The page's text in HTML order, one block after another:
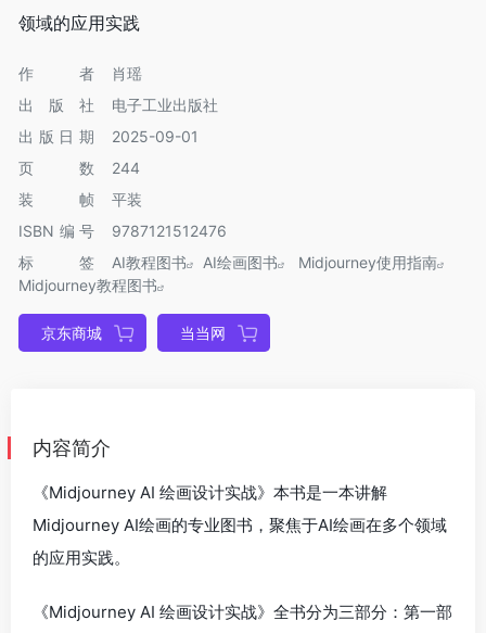
领域的应用实践
作者
肖瑶
出版社
电子工业出版社
出版日期
2025-09-01
页数
244
装帧
平装
ISBN编号
9787121512476
标签
AI教程图书 AI绘画图书
Midjourney使用指南
Midjourney教程图书
京东商城 当当网
内容简介
《Midjourney AI 绘画设计实战》本书是一本讲解
Midjourney AI绘画的专业图书，聚焦于AI绘画在多个领域
的应用实践。
《Midjourney AI 绘画设计实战》全书分为三部分：第一部